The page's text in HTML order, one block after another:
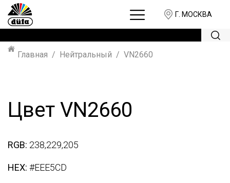
Г. МОСКВА
Главная Нейтральный VN2660
Цвет VN2660
RGB: 238,229,205
HEX: #EEE5CD